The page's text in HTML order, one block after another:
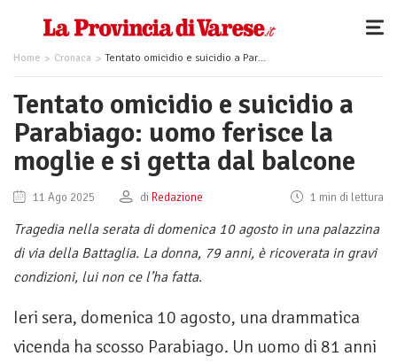
Home Cronaca Tentato omicidio e suicidio a Parabiago: uomo ferisce la moglie e si getta dal balcone
Tentato omicidio e suicidio a
Parabiago: uomo ferisce la
moglie e si getta dal balcone
11 Ago 2025 di Redazione 1 min di lettura
Tragedia nella serata di domenica 10 agosto in una palazzina
di via della Battaglia. La donna, 79 anni, è ricoverata in gravi
condizioni, lui non ce l’ha fatta.
Ieri sera, domenica 10 agosto, una drammatica
vicenda ha scosso Parabiago. Un uomo di 81 anni